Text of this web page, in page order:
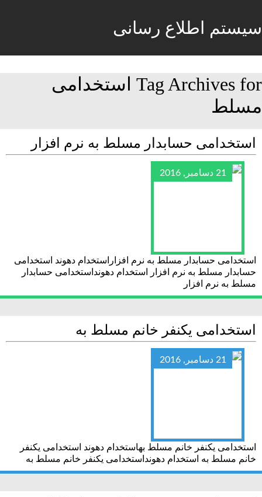
سیستم اطلاع رسانی
Tag Archives for استخدامی
مسلط
استخدامی حسابدار مسلط به نرم افزار
21 دسامبر, 2016
استخدامی حسابدار مسلط به نرم افزاراستخدام دهوند استخدامی
حسابدار مسلط به نرم افزار استخدام دهونداستخدامی حسابدار
مسلط به نرم افزار
استخدامی یکنفر خانم مسلط به
21 دسامبر, 2016
استخدامی یکنفر خانم مسلط بهاستخدام دهوند استخدامی یکنفر
خانم مسلط به استخدام دهونداستخدامی یکنفر خانم مسلط به